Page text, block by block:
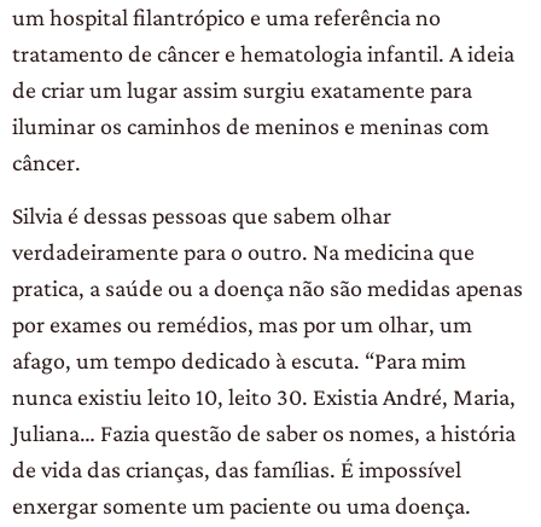
um hospital filantrópico e uma referência no
tratamento de câncer e hematologia infantil. A ideia
de criar um lugar assim surgiu exatamente para
iluminar os caminhos de meninos e meninas com
câncer.
Silvia é dessas pessoas que sabem olhar
verdadeiramente para o outro. Na medicina que
pratica, a saúde ou a doença não são medidas apenas
por exames ou remédios, mas por um olhar, um
afago, um tempo dedicado à escuta. “Para mim
nunca existiu leito 10, leito 30. Existia André, Maria,
Juliana… Fazia questão de saber os nomes, a história
de vida das crianças, das famílias. É impossível
enxergar somente um paciente ou uma doença.